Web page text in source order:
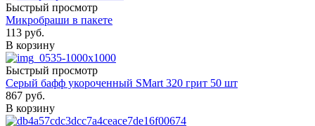
Быстрый просмотр
Микробраши в пакете
113 руб.
В корзину
Быстрый просмотр
Серый бафф укороченный SMart 320 грит 50 шт
867 руб.
В корзину